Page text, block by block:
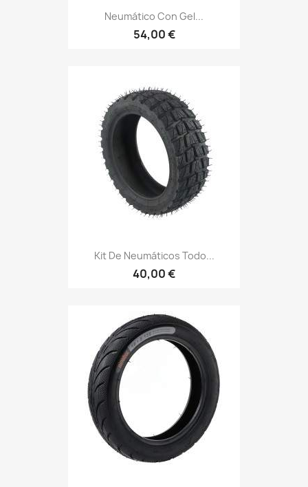
Neumático Con Gel...
54,00 €
Kit De Neumáticos Todo...
40,00 €